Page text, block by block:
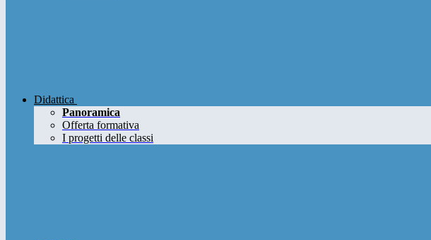
Didattica
Panoramica
Offerta formativa
I progetti delle classi